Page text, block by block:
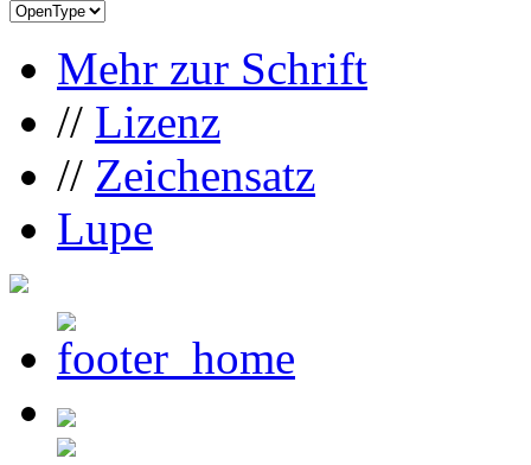
Mehr zur Schrift
// Lizenz
// Zeichensatz
Lupe